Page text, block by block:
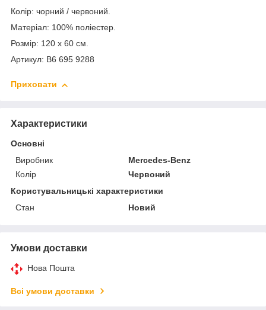
Колір: чорний / червоний.
Матеріал: 100% поліестер.
Розмір: 120 х 60 см.
Артикул: B6 695 9288
Приховати
Характеристики
Основні
Виробник
Mercedes-Benz
Колір
Червоний
Користувальницькі характеристики
Стан
Новий
Умови доставки
Нова Пошта
Всі умови доставки